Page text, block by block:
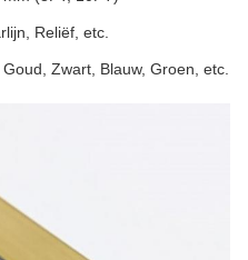
Reliëf, etc.
Zwart, Blauw, Groen, etc.